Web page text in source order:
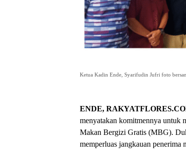
Ketua Kadin Ende, Syarifudin Jufri foto
ENDE,
menyatakan komitmennya untuk
Makan Bergizi Gratis (MBG).
memperluas jangkauan penerima